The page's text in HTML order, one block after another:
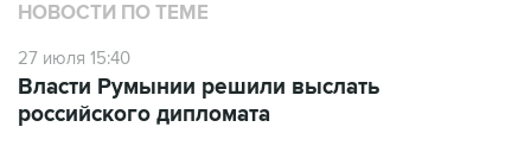
НОВОСТИ ПО ТЕМЕ
27 июля 15:40
Власти Румынии решили выслать
российского дипломата